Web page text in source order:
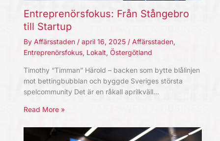
Entreprenörsfokus: Från Stångebro
till Startup
By Affärsstaden / april 16, 2025 / Affärsstaden,
Entreprenörsfokus, Lokalt, Östergötland
Timothy “Timman” Härold – backen som bytte blålinjen
mot bettingbubblan och byggde Sveriges största
spelcommunity Det är en råkall aprilkväll…
Read More »